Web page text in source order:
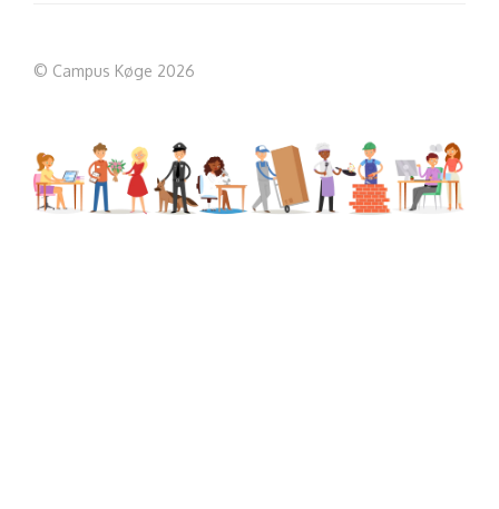
© Campus Køge 2026